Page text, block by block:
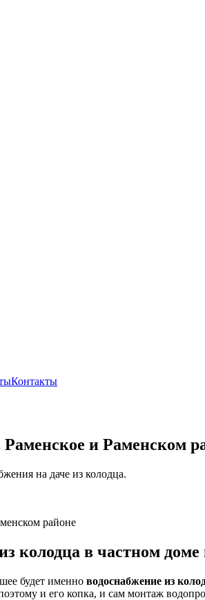
Контакты
и Раменском
на даче из колодца.
районе
колодца в частном
будет именно водоснабжение из
и его копка, и сам монтаж